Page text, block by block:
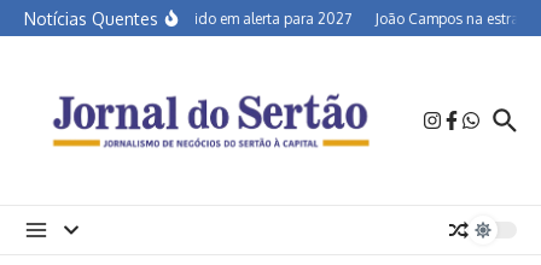
Ir para o conteúdo
Notícias QuentesSemiárido em alerta para 2027 João Campos na estrada